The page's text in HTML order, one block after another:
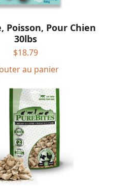
Poisson, Pour Chien
30lbs
$18.79
au panier